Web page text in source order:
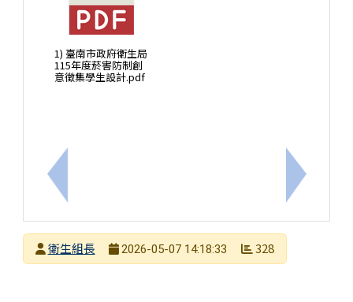
上一筆：2026年第十屆「金塑獎-我行！我不塑！」
1) 臺南市政府衛生局
115年度菸害防制創
意徵集學生設計.pdf
下一筆：
發布者
衛生組長
2026-05-07 14:18:33 328